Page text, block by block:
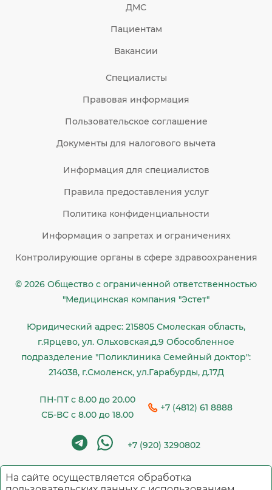
ДМС
Пациентам
Вакансии
Специалисты
Правовая информация
Пользовательское соглашение
Документы для налогового вычета
Информация для специалистов
Правила предоставления услуг
Политика конфиденциальности
Информация о запретах и ограничениях
Контролирующие органы в сфере здравоохранения
© 2026 Общество c ограниченной ответственностью
"Медицинская компания "Эстет"
Юридический адрес: 215805 Смолеская область,
г.Ярцево, ул. Ольховская,д.9 Обособленное
подразделение "Поликлиника Семейный доктор":
214038, г.Смоленск, ул.Гарабурды, д.17Д
ПН-ПТ с 8.00 до 20.00
СБ-ВС с 8.00 до 18.00
+7 (4812) 61 8888
+7 (920) 3290802
Имеются противопоказания. Необходима
На сайте осуществляется обработка